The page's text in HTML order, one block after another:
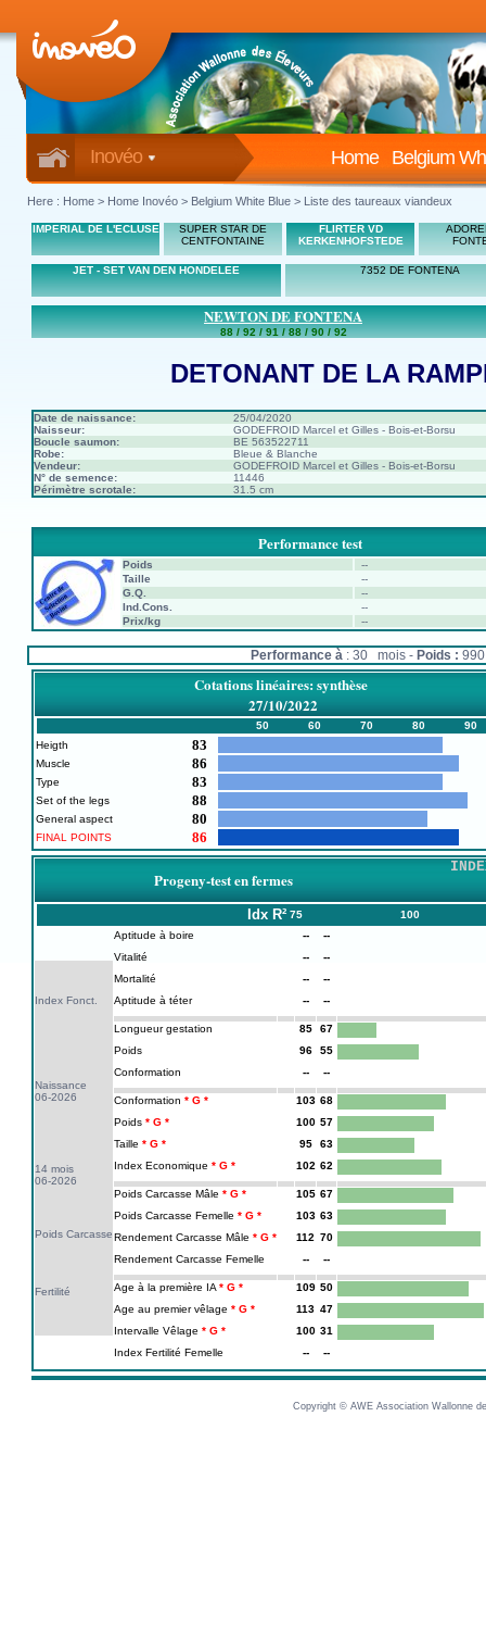
Inovéo Belgium
Home
Here : Home > Home Inovéo > Belgium White Blue > Liste des taureaux viandeux
IMPERIAL DE L'ECLUSE
SUPER STAR DE
CENTFONTAINE
FLIRTER VD
KERKENHOFSTEDE
JET - SET VAN DEN HONDELEE 7352 DE FONTENA
NEWTON DE FONTENA
88 / 92 / 91 / 88 / 90 / 92
DETONANT DE LA
Date de naissance:
25/04/2020
Naisseur:
GODEFROID Marcel et Gilles - Bois-et-Borsu
Boucle saumon:
BE 563522711
Robe:
Bleue & Blanche
Vendeur:
GODEFROID Marcel et Gilles - Bois-et-Borsu
N° de semence:
11446
Périmètre scrotale:
31.5 cm
Performance test
Poids
--
Taille
--
G.Q.
--
Ind.Cons.
--
Prix/kg
--
Performance à: 30 mois - Poids :
Cotations linéaires: synthèse
27/10/2022
50 60 70 80
90
Heigth
83
Muscle 86
Type 83
Set of the legs 88
General aspect 80
FINAL POINTS 86
Progeny-test en fermes
Idx R² 75 100
Index Fonct.
Naissance
06-2026
14 mois
06-2026
Poids Carcasse
Fertilité
Aptitude à boire --
--
Vitalité
--
--
Mortalité
--
--
Aptitude à téter
-- --
Longueur gestation 85
67
Poids
96
55
Conformation
-- --
Conformation 103 68
Poids
100 57
Taille
95
63
Index Economique
102 62
Poids Carcasse Mâle 105 67
Poids Carcasse Femelle
103 63
Rendement Carcasse Mâle
112 70
Rendement Carcasse Femelle
-- --
Age à la première IA 109 50
Age au premier vêlage
113 47
Intervalle Vêlage
100 31
Index Fertilité Femelle
-- --
Copyright © AWE Association Wallonne